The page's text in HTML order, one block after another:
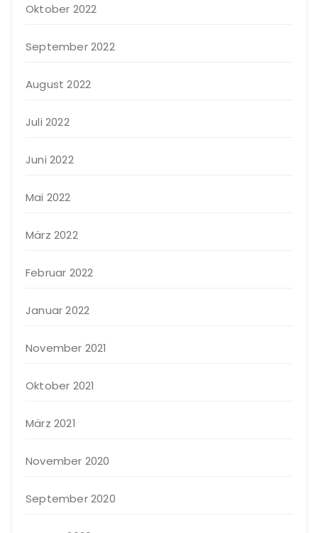
Oktober 2022
September 2022
August 2022
Juli 2022
Juni 2022
Mai 2022
März 2022
Februar 2022
Januar 2022
November 2021
Oktober 2021
März 2021
November 2020
September 2020